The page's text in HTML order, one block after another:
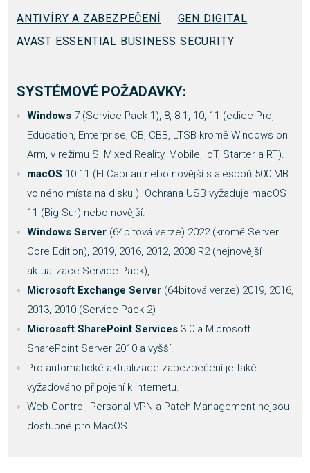
ANTIVÍRY A ZABEZPEČENÍ
GEN DIGITAL
AVAST ESSENTIAL BUSINESS SECURITY
SYSTÉMOVÉ POŽADAVKY:
Windows 7 (Service Pack 1), 8, 8.1, 10, 11 (edice Pro,
Education, Enterprise, CB, CBB, LTSB kromě Windows on
Arm, v režimu S, Mixed Reality, Mobile, IoT, Starter a RT).
macOS 10.11 (El Capitan nebo novější s alespoň 500 MB
volného místa na disku.). Ochrana USB vyžaduje macOS
11 (Big Sur) nebo novější.
Windows Server (64bitová verze) 2022 (kromě Server
Core Edition), 2019, 2016, 2012, 2008 R2 (nejnovější
aktualizace Service Pack),
Microsoft Exchange Server (64bitová verze) 2019, 2016,
2013, 2010 (Service Pack 2)
Microsoft SharePoint Services 3.0 a Microsoft
SharePoint Server 2010 a vyšší.
Pro automatické aktualizace zabezpečení je také
vyžadováno připojení k internetu.
Web Control, Personal VPN a Patch Management nejsou
dostupné pro MacOS